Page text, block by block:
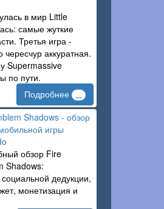
в мир Little
самые жуткие
Третья игра -
аккуратная.
Supermassive
по пути.
Подробнее ...
Shadows - обзор
игры
обзор Fire
Shadows:
дедукции,
монетизация и